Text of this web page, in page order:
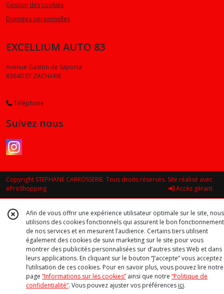
Gestion des cookies
Données personnelles
EXCELLIUM AUTO 83
Avenue Gaston de Saporta
83640 ST ZACHARIE
Téléphone
Suivez nous
Copyright STEPHANE CARROSSERIE. Tous droits réservés. Site réalisé avec
eProShopping
Accès gérant
Afin de vous offrir une expérience utilisateur optimale sur le site, nous
utilisons des cookies fonctionnels qui assurent le bon fonctionnement
de nos services et en mesurent l’audience. Certains tiers utilisent
également des cookies de suivi marketing sur le site pour vous
montrer des publicités personnalisées sur d’autres sites Web et dans
leurs applications. En cliquant sur le bouton “J’accepte” vous acceptez
l’utilisation de ces cookies. Pour en savoir plus, vous pouvez lire notre
page “Informations sur les cookies” ainsi que notre “Politique de
confidentialité“. Vous pouvez ajuster vos préférences ici.